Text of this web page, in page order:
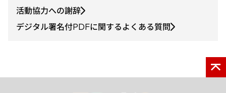
活動協力への謝辞
デジタル署名付PDFに関するよくある質問